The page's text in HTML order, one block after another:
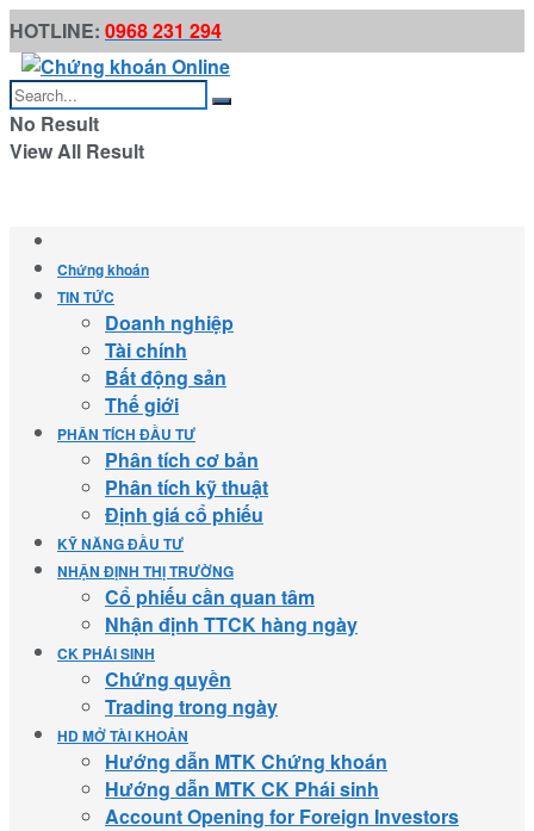
HOTLINE: 0968 231 294
No Result
View All Result
Chứng khoán
TIN TỨC
Doanh nghiệp
Tài chính
Bất động sản
Thế giới
PHÂN TÍCH ĐẦU TƯ
Phân tích cơ bản
Phân tích kỹ thuật
Định giá cổ phiếu
KỸ NĂNG ĐẦU TƯ
NHẬN ĐỊNH THỊ TRƯỜNG
Cổ phiếu cần quan tâm
Nhận định TTCK hàng ngày
CK PHÁI SINH
Chứng quyền
Trading trong ngày
HD MỞ TÀI KHOẢN
Hướng dẫn MTK Chứng khoán
Hướng dẫn MTK CK Phái sinh
Account Opening for Foreign Investors